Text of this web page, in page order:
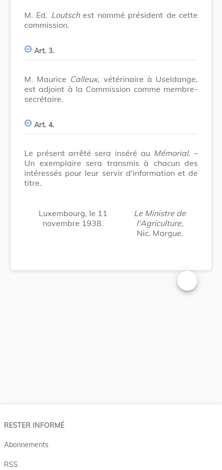
M. Ed. Loutschest nommé président de cette
commission.
Art. 3.
M. Maurice Calleux, vétérinaire à Useldange,
est adjoint à la Commission comme membre-
secrétaire.
Art. 4.
Le présent arrêté sera inséré au Mémorial. –
Un exemplaire sera transmis à chacun des
intéressés pour leur servir d'information et de
titre.
Luxembourg, le 11
novembre 1938.
Le Ministre de
l'Agriculture,
Nic. Margue.
Changer la
RESTER INFORMÉ
Abonnements
RSS